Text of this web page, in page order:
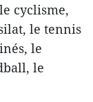
cyclisme,
le tennis
le
le